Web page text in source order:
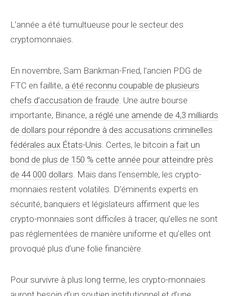
L’année a été tumultueuse pour le secteur des
cryptomonnaies.
En novembre, Sam Bankman-Fried, l’ancien PDG de
FTC en faillite, a été reconnu coupable de plusieurs
chefs d’accusation de fraude. Une autre bourse
importante, Binance, a réglé une amende de 4,3 milliards
de dollars pour répondre à des accusations criminelles
fédérales aux États-Unis. Certes, le bitcoin a fait un
bond de plus de 150 % cette année pour atteindre près
de 44 000 dollars. Mais dans l’ensemble, les crypto-
monnaies restent volatiles. D’éminents experts en
sécurité, banquiers et législateurs affirment que les
crypto-monnaies sont difficiles à tracer, qu’elles ne sont
pas réglementées de manière uniforme et qu’elles ont
provoqué plus d’une folie financière.
Pour survivre à plus long terme, les crypto-monnaies